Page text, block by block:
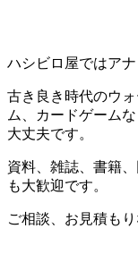
ハシビロ屋ではア
古き良き時代のウ
ム、カードゲーム
大丈夫です。
資料、雑誌、書籍
も大歓迎です。
ご相談、お見積も